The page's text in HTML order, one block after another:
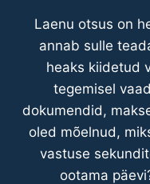
Laenu otsus on
annab sulle
heaks kiidetud
tegemisel
dokumendid,
oled mõelnud,
vastuse
ootama